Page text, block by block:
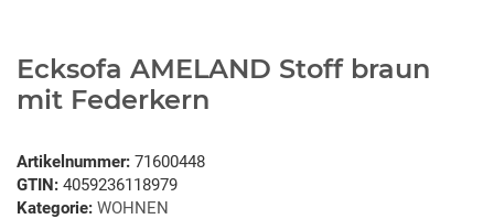
Ecksofa AMELAND Stoff braun
mit Federkern
Artikelnummer: 71600448
GTIN: 4059236118979
Kategorie: WOHNEN